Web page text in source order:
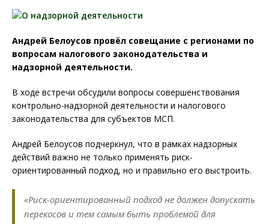
Андрей Белоусов провёл совещание с регионами по
вопросам налогового законодательства и
надзорной деятельности.
В ходе встречи обсудили вопросы совершенствования
контрольно-надзорной деятельности и налогового
законодательства для субъектов МСП.
Андрей Белоусов подчеркнул, что в рамках надзорных
действий важно не только применять риск-
ориентированный подход, но и правильно его выстроить.
«Риск-ориентированный подход не должен допускать
перекосов и тем самым быть проблемой для